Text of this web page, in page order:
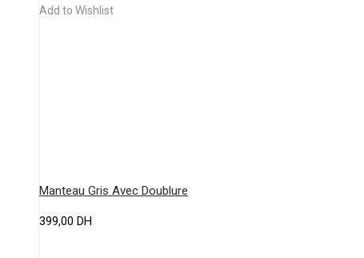
la
Add to Wishlist
Manteau Gris Avec Doublure
399,00 DH